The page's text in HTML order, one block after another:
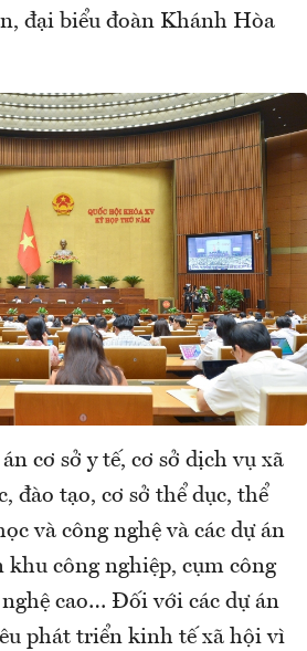
đại biểu đoàn Khánh Hòa
cơ sở y tế, cơ sở dịch vụ xã
đào tạo, cơ sở thể dục, thể
và công nghệ và các dự án
khu công nghiệp, cụm công
cao… Đối với các dự án
phát triển kinh tế xã hội vì